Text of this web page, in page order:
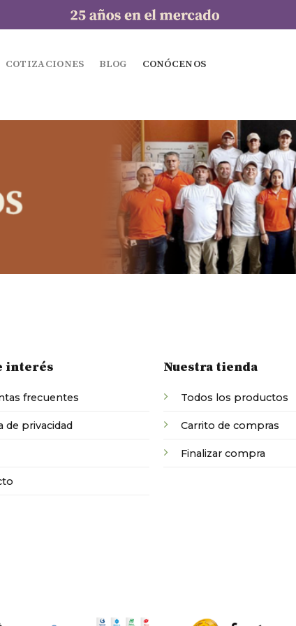
COTIZACIONES BLOG CONÓCENOS
interés
frecuentes
de privacidad
Nuestra tienda
Todos los productos
Carrito de compras
Finalizar compra